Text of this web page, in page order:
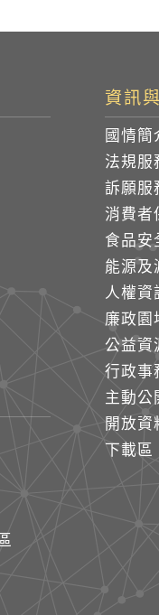
資訊
國情簡
法規服
訴願服
消費者
食品安
能源及
人權資
廉政園
公益資
行政事
主動公
開放資
下載區